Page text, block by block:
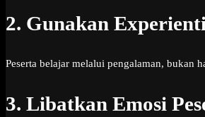
2. Gunakan
Peserta belajar melalui pengalaman, bukan
3. Libatkan Emosi